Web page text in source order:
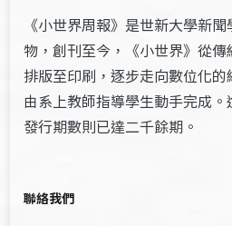
《小世界周報》是世新大學新
物，創刊至今，《小世界》從傳
排版至印刷，逐步走向數位化
由系上教師指導學生動手完成。
發行期數則已達二千餘期。
聯絡我們